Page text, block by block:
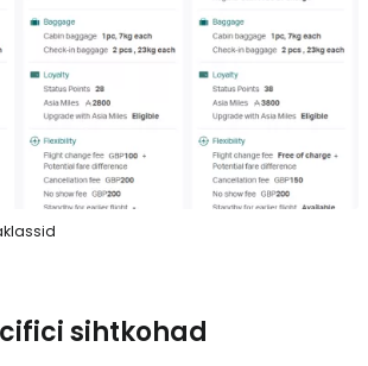
sihtkohad